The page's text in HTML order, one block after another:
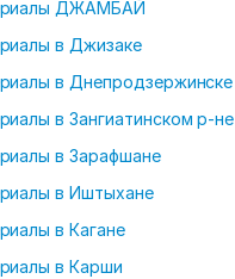
ДЖАМБАЙ
в Джизаке
в Днепродзержинске
в Зангиатинском р-не
в Зарафшане
в Иштыхане
в Кагане
в Карши